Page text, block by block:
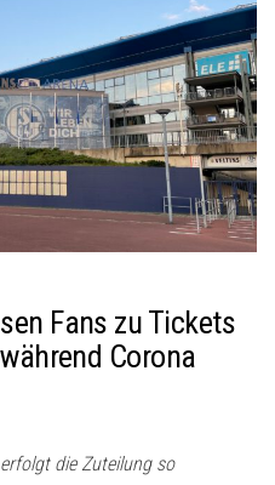
Fans zu Tickets
Corona
die Zuteilung so